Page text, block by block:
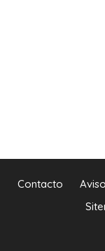
Contacto